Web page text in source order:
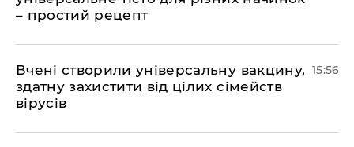
– простий рецепт
Вчені створили універсальну вакцину,
здатну захистити від цілих сімейств
вірусів
15:56